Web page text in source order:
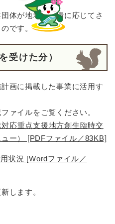
体が地域の実情に応じてさ
です。
受けた分）
画に掲載した事業に活用す
ァイルをご覧ください。
応重点支援地方創生臨時交
ー） [PDFファイル／83KB]
状況 [Wordファイル／
します。